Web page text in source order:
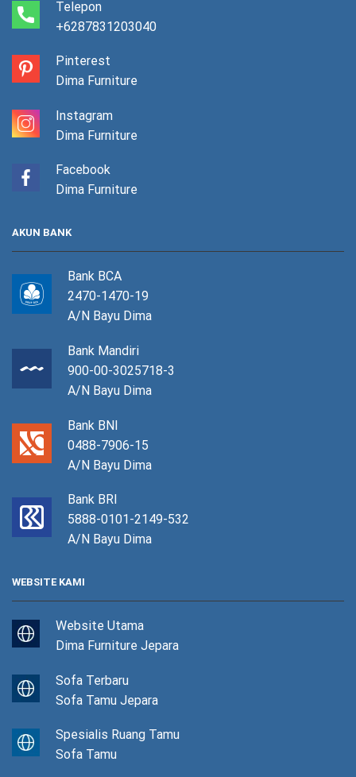
Telepon
+6287831203040
Pinterest
Dima Furniture
Instagram
Dima Furniture
Facebook
Dima Furniture
AKUN BANK
Bank BCA
2470-1470-19
A/N Bayu Dima
Bank Mandiri
900-00-3025718-3
A/N Bayu Dima
Bank BNI
0488-7906-15
A/N Bayu Dima
Bank BRI
5888-0101-2149-532
A/N Bayu Dima
WEBSITE KAMI
Website Utama
Dima Furniture Jepara
Sofa Terbaru
Sofa Tamu Jepara
Spesialis Ruang Tamu
Sofa Tamu